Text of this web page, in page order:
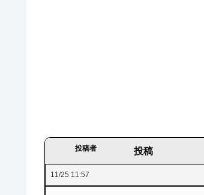
投稿者 投稿
11/25 11:57